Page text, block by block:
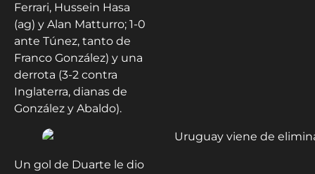
Ferrari, Hussein Hasa
(ag) y Alan Matturro; 1-0
ante Túnez, tanto de
Franco González) y una
derrota (3-2 contra
Inglaterra, dianas de
González y Abaldo).
Un gol de Duarte le dio